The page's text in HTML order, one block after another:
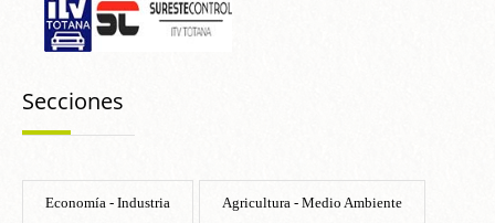
Secciones
Economía - Industria Agricultura - Medio Ambiente